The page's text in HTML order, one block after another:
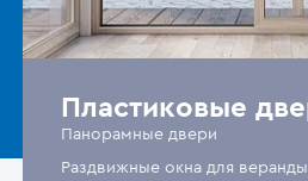
Пластиковые
Панорамные двери
Раздвижные окна для